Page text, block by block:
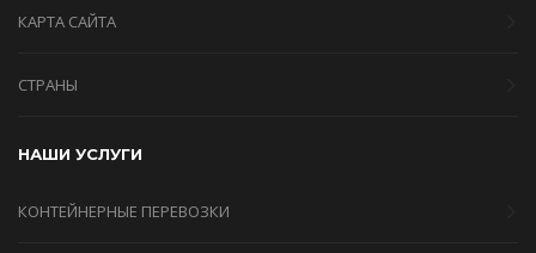
КАРТА САЙТА
СТРАНЫ
НАШИ УСЛУГИ
КОНТЕЙНЕРНЫЕ ПЕРЕВОЗКИ